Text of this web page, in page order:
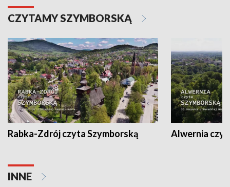
CZYTAMY SZYMBORSKĄ
Rabka-Zdrój czyta Szymborską Alwernia
INNE